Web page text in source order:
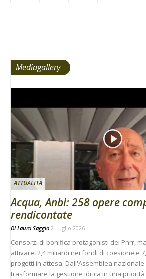
Mediagallery
ATTUALITÀ
Acqua, Anbi: 258 opere
rendicontate
Di Laura Saggio 2 Luglio 2026
Consorzi di bonifica protagonisti del Pnrr,
attivare: 2,4 miliardi nei fondi di coesione e
progetti in attesa. Dall'Assemblea
trasformare la gestione idrica in una